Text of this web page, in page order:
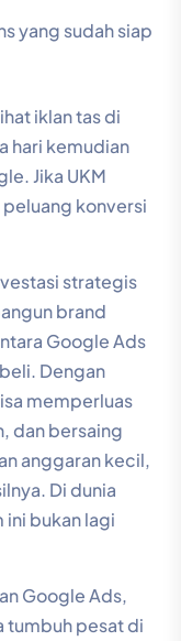
yang sudah siap
iklan tas di
hari kemudian
Jika UKM
konversi
strategis
brand
Google Ads
Dengan
memperluas
dan bersaing
anggaran kecil,
Di dunia
bukan lagi
Google Ads,
tumbuh pesat di